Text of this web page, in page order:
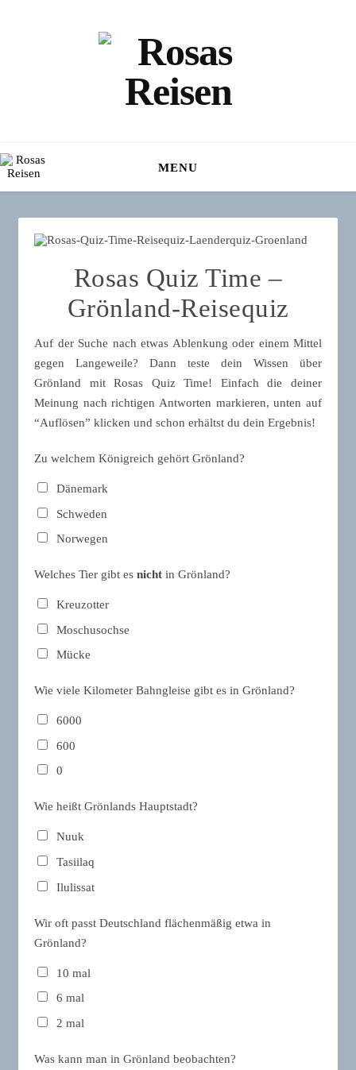
MENU
Rosas Quiz Time –
Grönland-Reisequiz
Auf der Suche nach etwas Ablenkung oder einem Mittel
gegen Langeweile? Dann teste dein Wissen über
Grönland mit Rosas Quiz Time! Einfach die deiner
Meinung nach richtigen Antworten markieren, unten auf
“Auflösen” klicken und schon erhältst du dein Ergebnis!
Zu welchem Königreich gehört Grönland?
Dänemark
Schweden
Norwegen
Welches Tier gibt es nicht in Grönland?
Kreuzotter
Moschusochse
Mücke
Wie viele Kilometer Bahngleise gibt es in Grönland?
6000
600
0
Wie heißt Grönlands Hauptstadt?
Nuuk
Tasiilaq
Ilulissat
Wir oft passt Deutschland flächenmäßig etwa in
Grönland?
10 mal
6 mal
2 mal
Was kann man in Grönland beobachten?